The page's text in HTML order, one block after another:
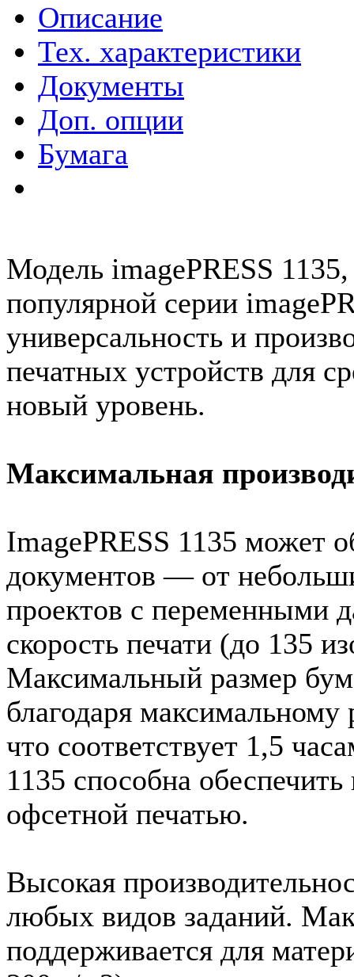
Описание
Тех. характеристики
Документы
Доп. опции
Бумага
Модель imagePRESS
популярной серии
универсальность и
печатных устройств для
новый уровень.
Максимальная
ImagePRESS 1135 может
документов — от
проектов c переменными
скорость печати (до 135
Максимальный размер
благодаря
что соответствует 1,5
1135 способна
офсетной печатью.
Высокая
любых видов заданий.
поддерживается для